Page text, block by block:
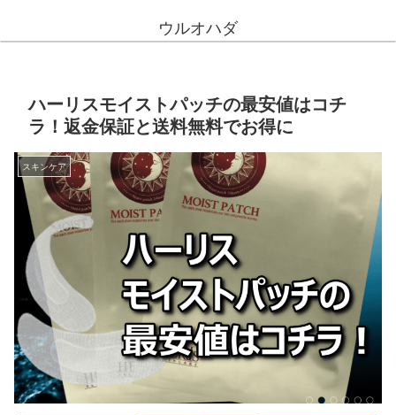
ウルオハダ
ハーリスモイストパッチの最安値はコチ
ラ！返金保証と送料無料でお得に
スキンケア